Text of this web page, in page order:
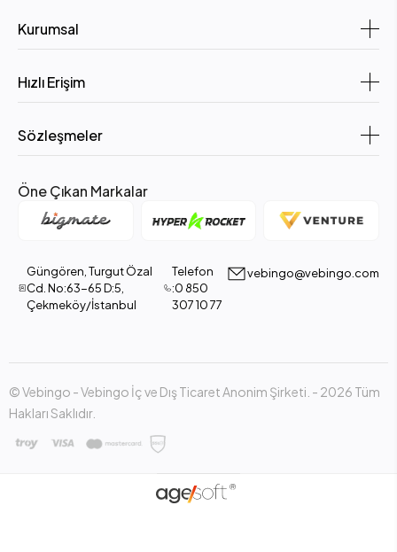
Kurumsal
Hızlı Erişim
Sözleşmeler
Öne Çıkan Markalar
Güngören, Turgut Özal
Cd. No:63-65 D:5,
Çekmeköy/İstanbul
Telefon
:0 850
307 10 77
vebingo@vebingo.com
© Vebingo - Vebingo İç ve Dış Ticaret Anonim Şirketi. - 2026 Tüm
Hakları Saklıdır.